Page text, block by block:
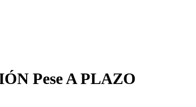
Pese A PLAZO